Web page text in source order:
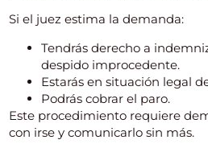
Si el juez estima la demanda:
Tendrás derecho a
despido improcedente.
Estarás en situación legal
Podrás cobrar el paro.
Este procedimiento requiere
con irse y comunicarlo sin más.